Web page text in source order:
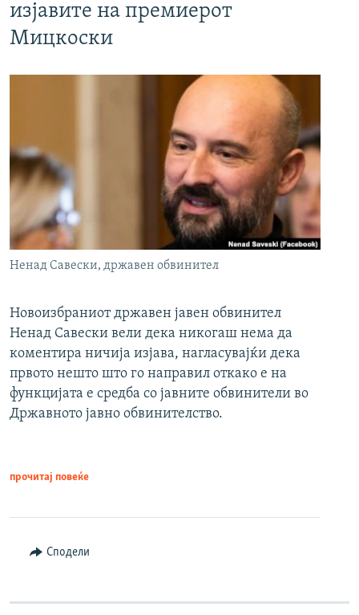
изјавите на премиерот
Мицкоски
Ненад Савески, државен обвинител
Новоизбраниот државен јавен обвинител
Ненад Савески вели дека никогаш нема да
коментира ничија изјава, нагласувајќи дека
првото нешто што го направил откако е на
функцијата е средба со јавните обвинители во
Државното јавно обвинителство.
прочитај повеќе
Сподели